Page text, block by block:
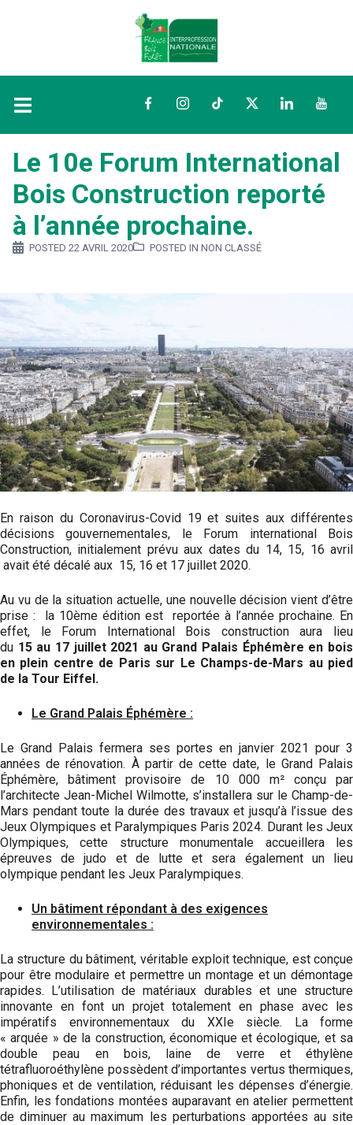
FacebookInstagramTikTokTwitterLinkedIn
Le 10e Forum International
Bois Construction reporté
à l’année prochaine.
POSTED 22 AVRIL 2020 POSTED IN NON CLASSÉ
En raison du Coronavirus-Covid 19 et suites aux différentes
décisions gouvernementales, le Forum international Bois
Construction, initialement prévu aux dates du 14, 15, 16 avril
avait été décalé aux 15, 16 et 17 juillet 2020.
Au vu de la situation actuelle, une nouvelle décision vient d’être
prise : la 10ème édition est reportée à l’année prochaine. En
effet, le Forum International Bois construction aura lieu
du 15 au 17 juillet 2021 au Grand Palais Éphémère en bois
en plein centre de Paris sur Le Champs-de-Mars au pied
de la Tour Eiffel.
Le Grand Palais Éphémère :
Le Grand Palais fermera ses portes en janvier 2021 pour 3
années de rénovation. À partir de cette date, le Grand Palais
Éphémère, bâtiment provisoire de 10 000 m² conçu par
l’architecte Jean-Michel Wilmotte, s’installera sur le Champ-de-
Mars pendant toute la durée des travaux et jusqu’à l’issue des
Jeux Olympiques et Paralympiques Paris 2024. Durant les Jeux
Olympiques, cette structure monumentale accueillera les
épreuves de judo et de lutte et sera également un lieu
olympique pendant les Jeux Paralympiques.
Un bâtiment répondant à des exigences
environnementales :
La structure du bâtiment, véritable exploit technique, est conçue
pour être modulaire et permettre un montage et un démontage
rapides. L’utilisation de matériaux durables et une structure
innovante en font un projet totalement en phase avec les
impératifs environnementaux du XXIe siècle. La forme
« arquée » de la construction, économique et écologique, et sa
double peau en bois, laine de verre et éthylène
tétrafluoroéthylène possèdent d’importantes vertus thermiques,
phoniques et de ventilation, réduisant les dépenses d’énergie.
Enfin, les fondations montées auparavant en atelier permettent
de diminuer au maximum les perturbations apportées au site